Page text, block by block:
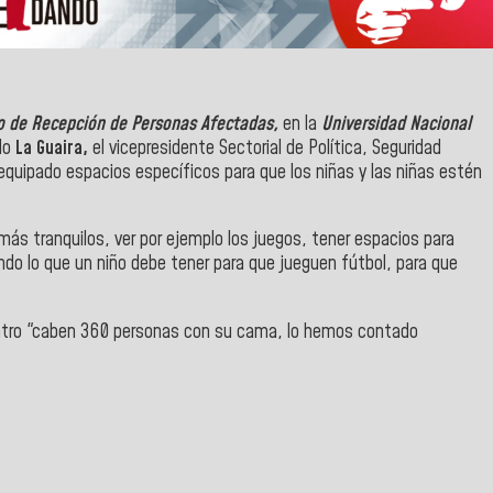
de Recepción de Personas Afectadas, en la Universidad Nacional
La Guaira, el vicepresidente Sectorial de Política, Seguridad
espacios específicos para que los niñas y las niñas estén
tranquilos, ver por ejemplo los juegos, tener espacios para
lo que un niño debe tener para que jueguen fútbol, para que
"caben 360 personas con su cama, lo hemos contado